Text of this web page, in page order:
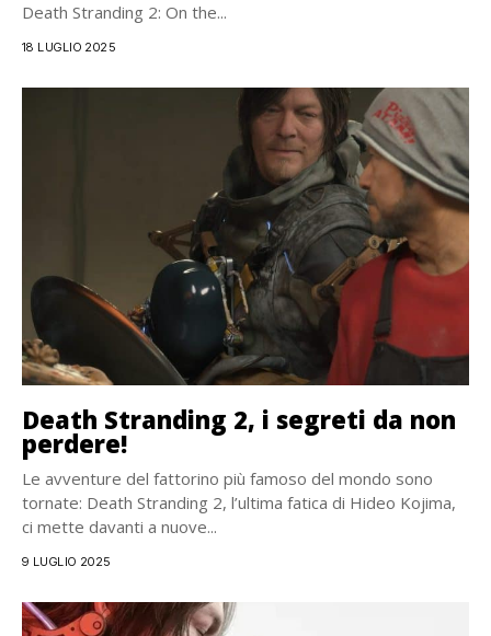
Death Stranding 2: On the...
18 LUGLIO 2025
Death Stranding 2, i segreti da non
perdere!
Le avventure del fattorino più famoso del mondo sono
tornate: Death Stranding 2, l’ultima fatica di Hideo Kojima,
ci mette davanti a nuove...
9 LUGLIO 2025